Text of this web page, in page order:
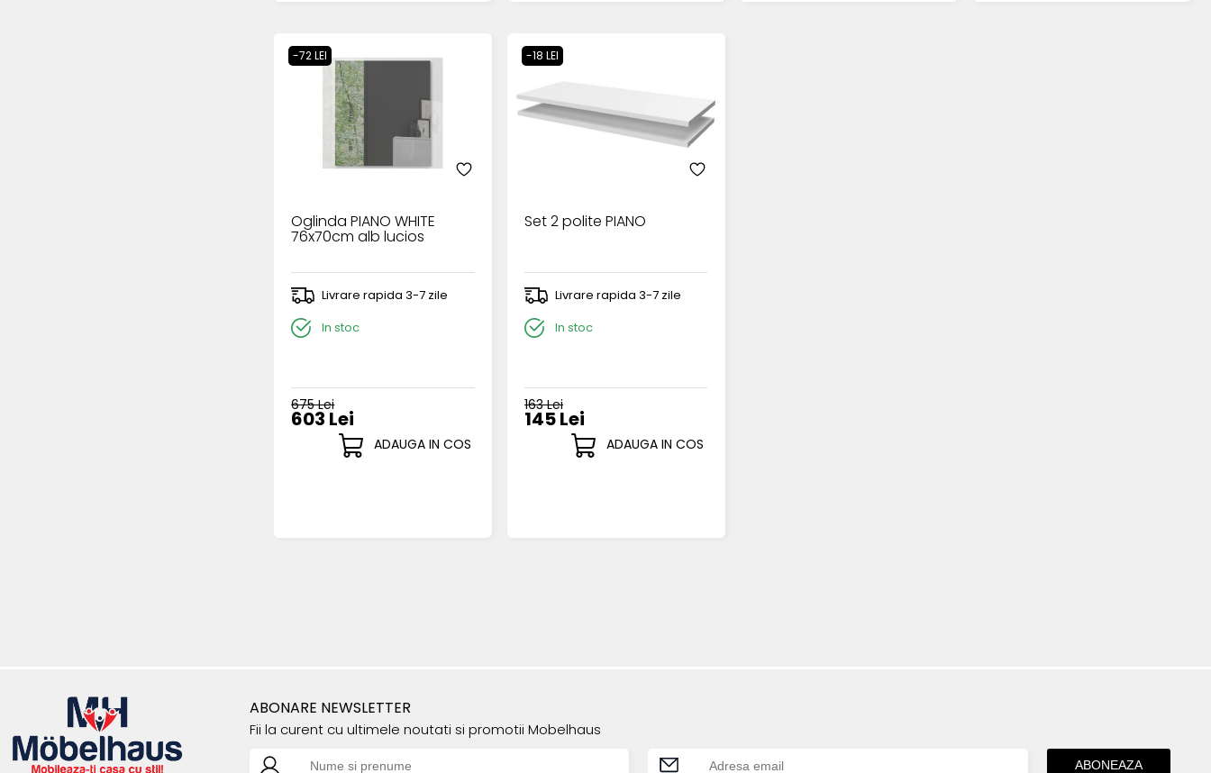
-72 LEI
Oglinda PIANO WHITE
76x70cm alb lucios
Livrare rapida 3-7 zile
In stoc
675 Lei
603 Lei
ADAUGA IN COS
-18 LEI
Set 2 polite PIANO
Livrare rapida 3-7 zile
In stoc
163 Lei
145 Lei
ADAUGA IN COS
ABONARE NEWSLETTER
Fii la curent cu ultimele noutati si promotii Mobelhaus